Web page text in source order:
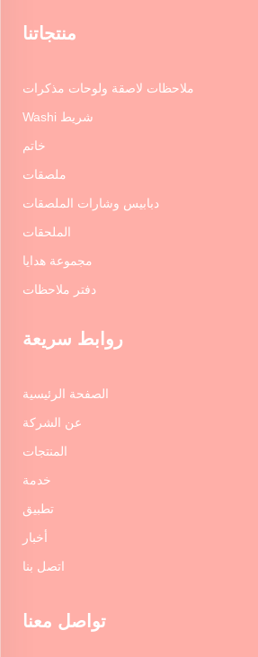
منتجاتنا
ملاحظات لاصقة ولوحات مذكرات
شريط Washi
خاتم
ملصقات
دبابيس وشارات الملصقات
الملحقات
مجموعة هدايا
دفتر ملاحظات
روابط سريعة
الصفحة الرئيسية
عن الشركة
المنتجات
خدمة
تطبيق
أخبار
اتصل بنا
تواصل معنا